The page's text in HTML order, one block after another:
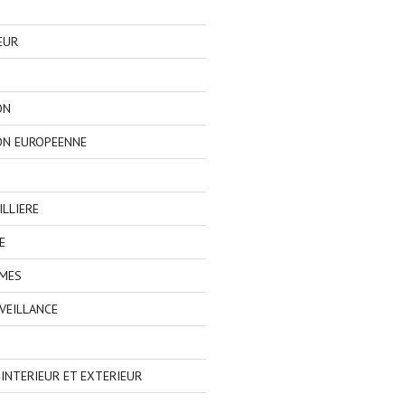
EUROPEENNE
ET EXTERIEUR